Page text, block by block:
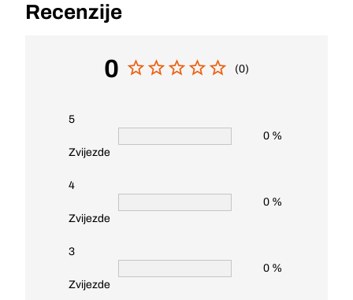
Recenzije
0 (0)
5
Zvijezde
0 %
4
Zvijezde
0 %
3
Zvijezde
0 %